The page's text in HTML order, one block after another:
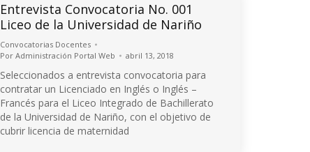
Entrevista Convocatoria No. 001
Liceo de la Universidad de Nariño
Convocatorias Docentes
Por Administración Portal Web abril 13, 2018
Seleccionados a entrevista convocatoria para
contratar un Licenciado en Inglés o Inglés –
Francés para el Liceo Integrado de Bachillerato
de la Universidad de Nariño, con el objetivo de
cubrir licencia de maternidad